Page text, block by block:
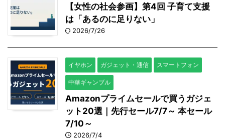
【女性の社会参画】第4回 子育て支援
は「あるのに足りない」
2026/7/26
イヤホン ガジェット・通信 スマートフォン
中華ギャンブル
Amazonプライムセールで買うガジェ
ット20選｜先行セール7/7～ 本セール
7/10～
2026/7/4